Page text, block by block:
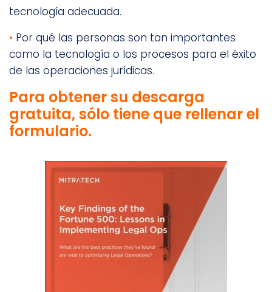
tecnología adecuada.
• Por qué las personas son tan importantes
como la tecnología o los procesos para el éxito
de las operaciones jurídicas.
Para obtener su descarga
gratuita, sólo tiene que rellenar el
formulario.